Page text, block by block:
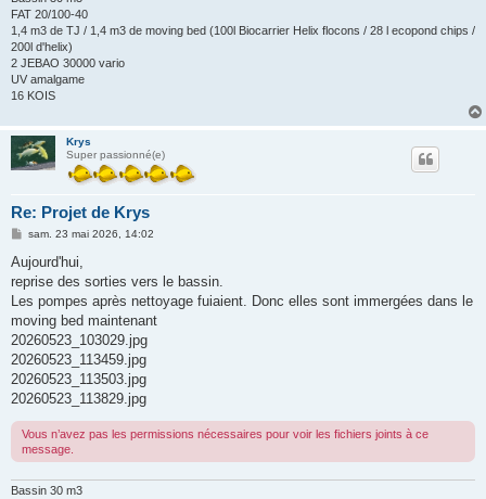
FAT 20/100-40
1,4 m3 de TJ / 1,4 m3 de moving bed (100l Biocarrier Helix flocons / 28 l ecopond chips /
200l d'helix)
2 JEBAO 30000 vario
UV amalgame
16 KOIS
Krys
Super passionné(e)
Re: Projet de Krys
M
s
s
a
g
sam. 23 mai 2026, 14:02
Aujourd'hui,
reprise des sorties vers le bassin.
Les pompes après nettoyage fuiaient. Donc elles sont immergées dans le
moving bed maintenant
20260523_103029.jpg
20260523_113459.jpg
20260523_113503.jpg
20260523_113829.jpg
Vous n’avez pas les permissions nécessaires pour voir les fichiers joints à ce
message.
Bassin 30 m3